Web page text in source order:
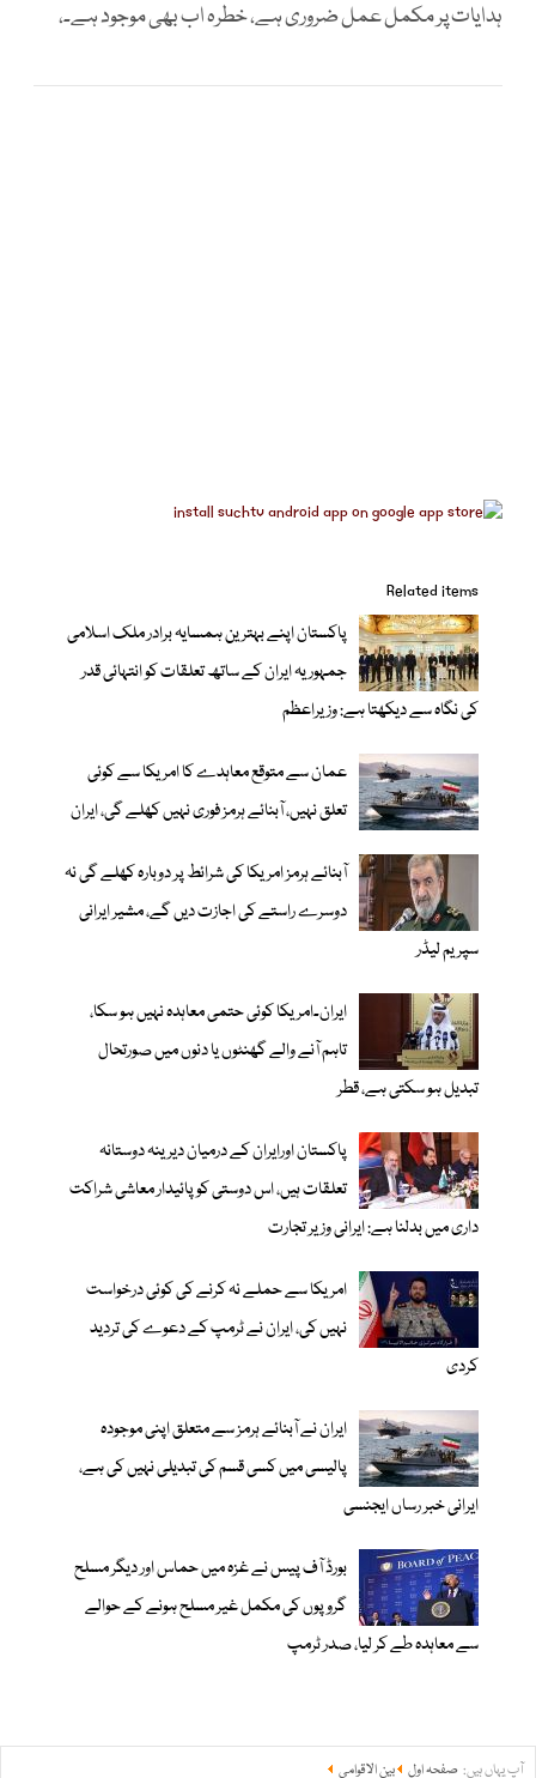
ہدایات پر مکمل عمل ضروری ہے، خطرہ اب بھی موجود ہے۔،
Related items
پاکستان اپنے بہترین ہمسایہ برادر ملک اسلامی
جمہوریہ ایران کے ساتھ تعلقات کو انتہائی قدر
کی نگاہ سے دیکھتا ہے: وزیراعظم
عمان سے متوقع معاہدے کا امریکا سے کوئی
تعلق نہیں، آبنائے ہرمز فوری نہیں کھلے گی، ایران
آبنائے ہرمز امریکا کی شرائط پر دوبارہ کھلے گی نہ
دوسرے راستے کی اجازت دیں گے، مشیر ایرانی
سپریم لیڈر
ایران۔امریکا کوئی حتمی معاہدہ نہیں ہو سکا،
تاہم آنے والے گھنٹوں یا دنوں میں صورتحال
تبدیل ہو سکتی ہے، قطر
پاکستان اورایران کے درمیان دیرینہ دوستانہ
تعلقات ہیں، اس دوستی کوپائیدار معاشی شراکت
داری میں بدلنا ہے: ایرانی وزیر تجارت
امریکا سے حملے نہ کرنے کی کوئی درخواست
نہیں کی، ایران نے ٹرمپ کے دعوے کی تردید
کردی
ایران نے آبنائے ہرمز سے متعلق اپنی موجودہ
پالیسی میں کسی قسم کی تبدیلی نہیں کی ہے،
ایرانی خبر رساں ایجنسی
بورڈ آف پیس نے غزہ میں حماس اور دیگر مسلح
گروپوں کی مکمل غیر مسلح ہونے کے حوالے
سے معاہدہ طے کر لیا، صدر ٹرمپ
آپ یہاں ہیں: صفحہ اول بین الاقوامی